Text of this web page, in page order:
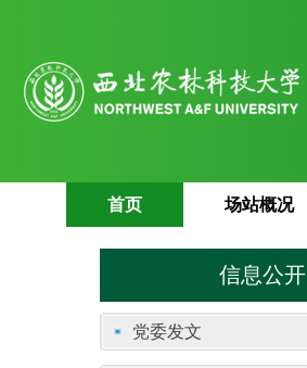
首页 场站概况
信息公开
党委发文